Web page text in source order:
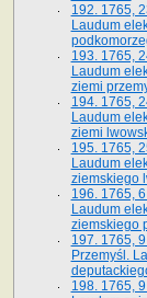
192. 1765,
Laudum
193. 1765,
Laudum
ziemi
194. 1765,
Laudum
ziemi
195. 1765,
Laudum
ziemskiego
196. 1765,
Laudum
ziemskiego
197. 1765,
Przemyśl.
198. 1765,